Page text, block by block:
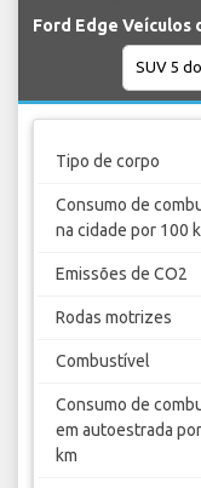
Ford Edge Veículos
Tipo de corpo
Consumo de
na cidade por 100
Emissões de CO2
Rodas motrizes
Combustível
Consumo de
em autoestrada
km